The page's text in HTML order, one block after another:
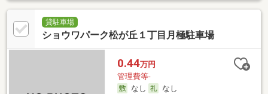
貸駐車場
ショウワパーク松が丘１丁目月極駐車場
0.44万円
管理費等-
なし
なし